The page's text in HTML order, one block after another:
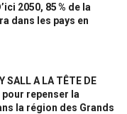
2050, 85 % de la
dans les pays en
SALL A LA TÊTE DE
pour repenser la
la région des Grands